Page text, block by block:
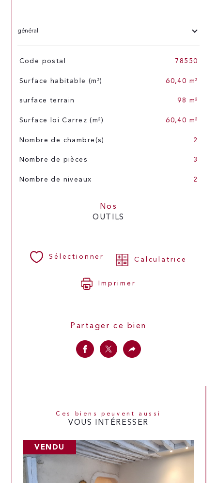
général
TRAD_SIROCCO_Caracteristique
Code postal 78550
Surface habitable (m²) 60,40 m²
surface terrain 98 m²
Surface loi Carrez (m²) 60,40 m²
Nombre de chambre(s) 2
Nombre de pièces 3
Nombre de niveaux 2
Nos
OUTILS
Sélectionner Calculatrice
Imprimer
Partager ce bien
Ces biens peuvent aussi
VOUS INTÉRESSER
VENDU